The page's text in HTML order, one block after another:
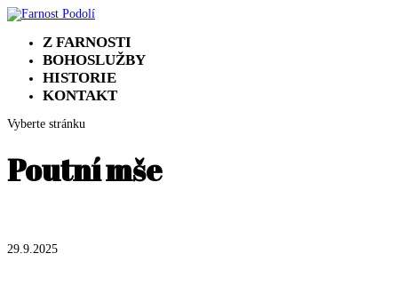
Z FARNOSTI
BOHOSLUŽBY
HISTORIE
KONTAKT
Vyberte stránku
Poutní mše
29.9.2025